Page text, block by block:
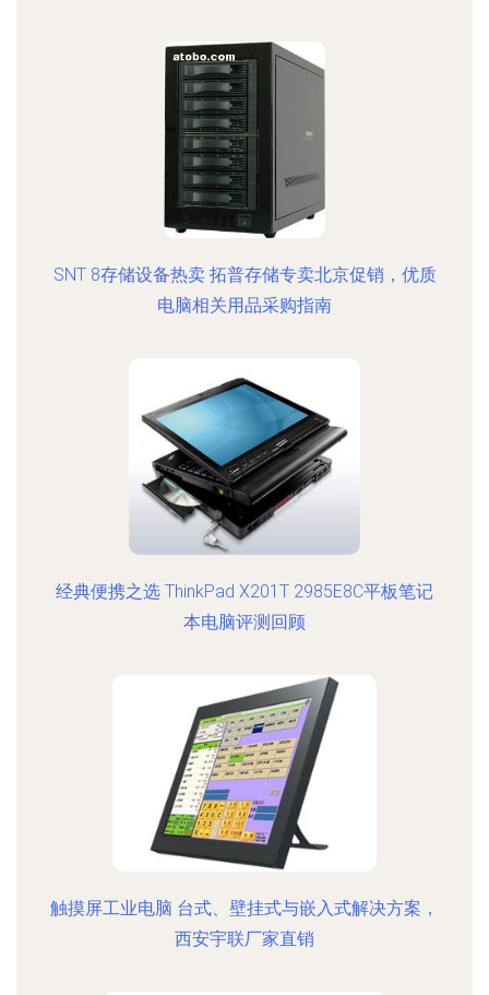
SNT 8存储设备热卖 拓普存储专卖北京促销，优质
电脑相关用品采购指南
经典便携之选 ThinkPad X201T 2985E8C平板笔记
本电脑评测回顾
触摸屏工业电脑 台式、壁挂式与嵌入式解决方案，
西安宇联厂家直销